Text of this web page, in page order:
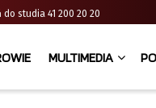
do studia 41 200 20 20
MULTIMEDIA